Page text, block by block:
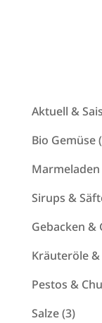
Aktuell &
Bio Gemüse
Sirups &
Gebacken &
Kräuteröle
Pestos &
Salze 33